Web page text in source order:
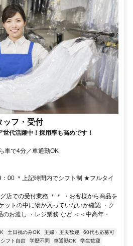
ッフ・受付
代活躍中！採用率も高めです！
車で4分／車通勤OK
00 ＊上記時間内でシフト制 ★フルタイ
店での受付業務 ＊＊ ・お客様から商品を
ットの中に物が入っていないか確認 ・ク
お渡し ・レジ業務 など ＜＜中高年・
土日祝のみOK 主婦・主夫歓迎
60代も応募可
シフト自由 学歴不問 車通勤OK
学生歓迎